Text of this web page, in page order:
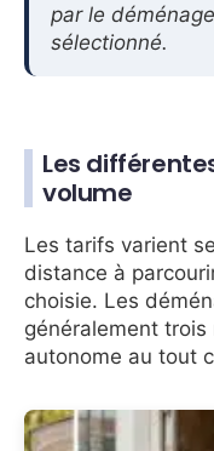
par le
sélectionné.
Les
volume
Les tarifs varient
distance à
choisie. Les
généralement
autonome au tout